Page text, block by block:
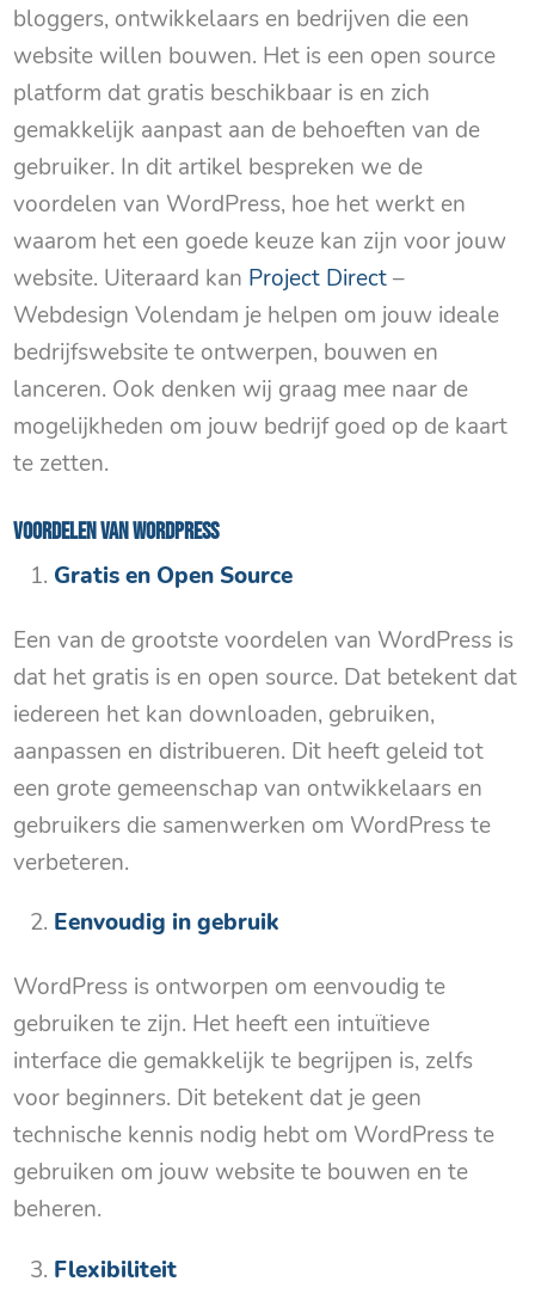
bloggers, ontwikkelaars en bedrijven die een
website willen bouwen. Het is een open source
platform dat gratis beschikbaar is en zich
gemakkelijk aanpast aan de behoeften van de
gebruiker. In dit artikel bespreken we de
voordelen van WordPress, hoe het werkt en
waarom het een goede keuze kan zijn voor jouw
website. Uiteraard kan Project Direct–
Webdesign Volendam je helpen om jouw ideale
bedrijfswebsite te ontwerpen, bouwen en
lanceren. Ook denken wij graag mee naar de
mogelijkheden om jouw bedrijf goed op de kaart
te zetten.
Voordelen van WordPress
Gratis en Open Source
Een van de grootste voordelen van WordPress is
dat het gratis is en open source. Dat betekent dat
iedereen het kan downloaden, gebruiken,
aanpassen en distribueren. Dit heeft geleid tot
een grote gemeenschap van ontwikkelaars en
gebruikers die samenwerken om WordPress te
verbeteren.
Eenvoudig in gebruik
WordPress is ontworpen om eenvoudig te
gebruiken te zijn. Het heeft een intuïtieve
interface die gemakkelijk te begrijpen is, zelfs
voor beginners. Dit betekent dat je geen
technische kennis nodig hebt om WordPress te
gebruiken om jouw website te bouwen en te
beheren.
Flexibiliteit